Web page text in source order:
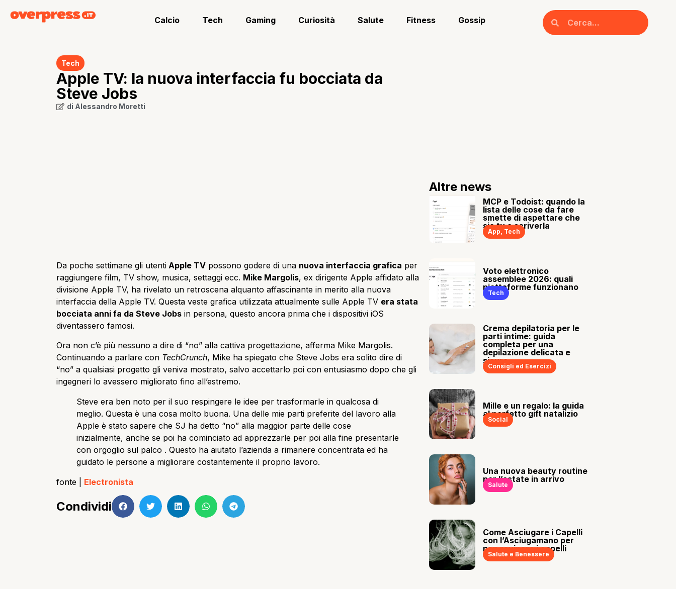
Calcio Tech Gaming Curiosità Salute Fitness Gossip
Tech
Apple TV: la nuova interfaccia fu bocciata da
Steve Jobs
di Alessandro Moretti
Da poche settimane gli utenti Apple TV possono godere di una nuova interfaccia grafica per
raggiungere film, TV show, musica, settaggi ecc. Mike Margolis, ex dirigente Apple affidato alla
divisione Apple TV, ha rivelato un retroscena alquanto affascinante in merito alla nuova
interfaccia della Apple TV. Questa veste grafica utilizzata attualmente sulle Apple TV era stata
bocciata anni fa da Steve Jobs in persona, questo ancora prima che i dispositivi iOS
diventassero famosi.
Ora non c’è più nessuno a dire di “no” alla cattiva progettazione, afferma Mike Margolis.
Continuando a parlare con TechCrunch, Mike ha spiegato che Steve Jobs era solito dire di
“no” a qualsiasi progetto gli veniva mostrato, salvo accettarlo poi con entusiasmo dopo che gli
ingegneri lo avessero migliorato fino all’estremo.
Steve era ben noto per il suo respingere le idee per trasformarle in qualcosa di
meglio. Questa è una cosa molto buona. Una delle mie parti preferite del lavoro alla
Apple è stato sapere che SJ ha detto “no” alla maggior parte delle cose
inizialmente, anche se poi ha cominciato ad apprezzarle per poi alla fine presentarle
con orgoglio sul palco . Questo ha aiutato l’azienda a rimanere concentrata ed ha
guidato le persone a migliorare costantemente il proprio lavoro.
fonte | Electronista
Condividi
Altre news
MCP e Todoist: quando la
lista delle cose da fare
smette di aspettare che
sia tu a scriverla
App, Tech
Voto elettronico
assemblee 2026: quali
piattaforme funzionano
Tech
Crema depilatoria per le
parti intime: guida
completa per una
depilazione delicata e
sicura
Consigli ed Esercizi
Mille e un regalo: la guida
al perfetto gift natalizio
Social
Una nuova beauty routine
per l’estate in arrivo
Salute
Come Asciugare i Capelli
con l’Asciugamano per
non rovinare i capelli
Salute e Benessere